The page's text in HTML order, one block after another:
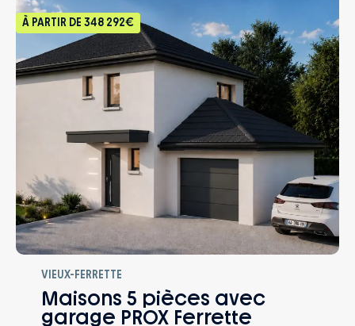
À PARTIR DE 348 292€
VIEUX-FERRETTE
Maisons 5 pièces avec
garage PROX Ferrette